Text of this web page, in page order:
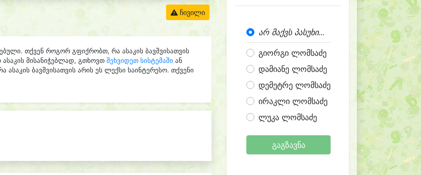
ჩივილი
თქვენ როგორ გფიქრობთ, რა ასაკის ბავშვისათვის
მისანიჭებლად, გთხოვთ შეხვიდეთ სისტემაში ან
ასაკის ბავშვისათვის არის ეს ლექსი საინტერესო. თქვენი
არ მაქვს პასუხი...
გიორგი ლომსაძე
დამიანე ლომსაძე
დემეტრე ლომსაძე
ირაკლი ლომსაძე
ლუკა ლომსაძე
გაგზავნა